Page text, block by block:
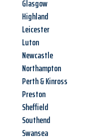
Glasgow
Highland
Leicester
Luton
Newcastle
Northampton
Perth & Kinross
Preston
Sheffield
Southend
Swansea